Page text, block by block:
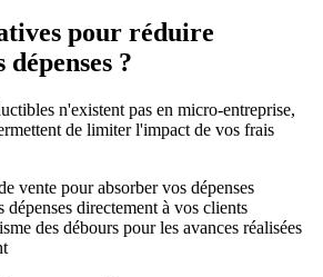
pour réduire
?
n'existent pas en micro-entreprise,
de limiter l'impact de vos frais
vente pour absorber vos dépenses
dépenses directement à vos clients
des débours pour les avances réalisées